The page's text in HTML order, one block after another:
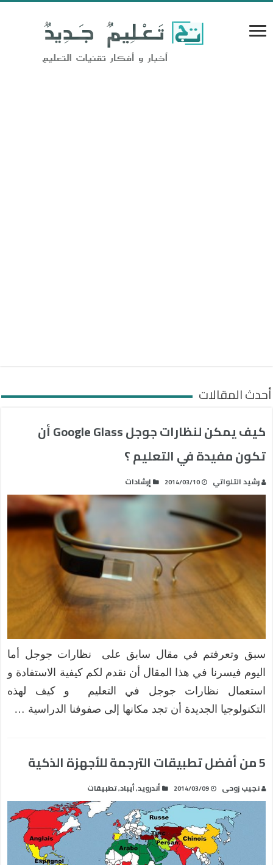
أحدث المقالات
كيف يمكن لنظارات جوجل Google Glass أن
تكون مفيدة في التعليم ؟
رشيد التلواتي 2014/03/10 إرشادات
سبق وتعرفتم في مقال سابق على نظارات جوجل أما
اليوم فيسرنا في هذا المقال أن نقدم لكم كيفية الاستفادة و
استعمال نظارات جوجل في التعليم و كيف لهذه
التكنولوجيا الجديدة أن تجد مكانها إلى صفوفنا الدراسية …
5 من أفضل تطبيقات الترجمة للأجهزة الذكية
نجيب زوحى 2014/03/09 أندرويد,أيباد,تطبيقات